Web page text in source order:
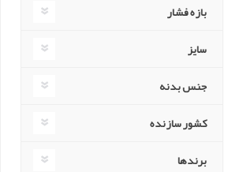
بازه فشار
سایز
جنس بدنه
کشور سازنده
برندها